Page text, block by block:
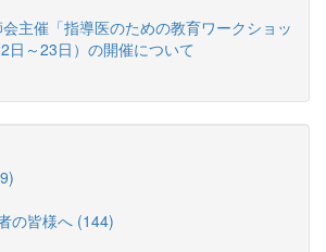
主催「指導医のための教育ワークショッ
日～23日）の開催について
の皆様へ (144)